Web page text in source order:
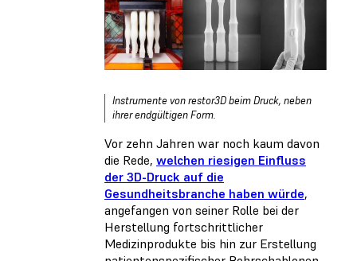
Instrumente von restor3D beim Druck, neben
ihrer endgültigen Form.
Vor zehn Jahren war noch kaum davon
die Rede, welchen riesigen Einfluss
der 3D-Druck auf die
Gesundheitsbranche haben würde,
angefangen von seiner Rolle bei der
Herstellung fortschrittlicher
Medizinprodukte bis hin zur Erstellung